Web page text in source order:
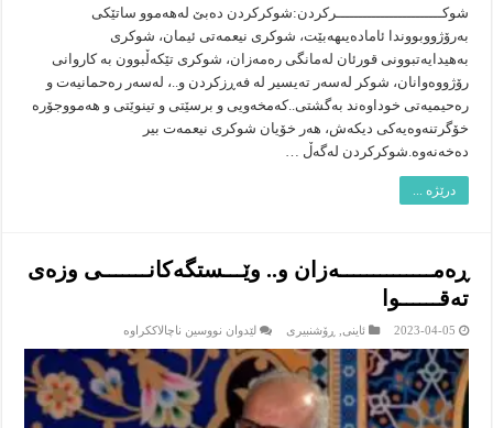
شوكــــــــــــــــــــــــركردن:شوكركردن ده‌بێ له‌هه‌موو ساتێكى
به‌رۆژووبووندا ئاماده‌یىهه‌بێت، شوكرى نیعمه‌تى ئیمان، شوكرى
به‌هیدایه‌تبوونى قورئان له‌مانگى ره‌مه‌زان، شوكرى تێكه‌ڵبوون به‌ كاروانى
رۆژووه‌وانان، شوكر له‌سه‌ر ته‌یسیر له‌ فه‌ڕزكردن و..، له‌سه‌ر ره‌حمانیه‌ت و
ره‌حیمیه‌تى خوداوه‌ند به‌گشتى..كه‌مخه‌ویى و برسێتى و تینوێتی و هه‌مووجۆره‌
خۆگرتنه‌وه‌یه‌كى دیكه‌ش، هه‌ر خۆیان شوكرى نیعمه‌ت بیر
ده‌خه‌نه‌وه‌.شوكركردن له‌گه‌ڵ …
درێژە ...
ڕه‌مــــــــــــــه‌زان و.. وێـــستگه‌كانـــــــى وزه‌ى
ته‌قــــــوا
2023-04-05 ئاینى, ڕۆشنبیرى لێدوان نووسین ناچالاککراوە
و..
وێـــستگه‌كانـــــــى
وزه‌ى
ته‌قــــــوا